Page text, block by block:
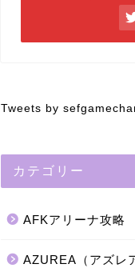
Tweets by
カテゴリー
AFKアリーナ攻略
AZUREA（アズレ